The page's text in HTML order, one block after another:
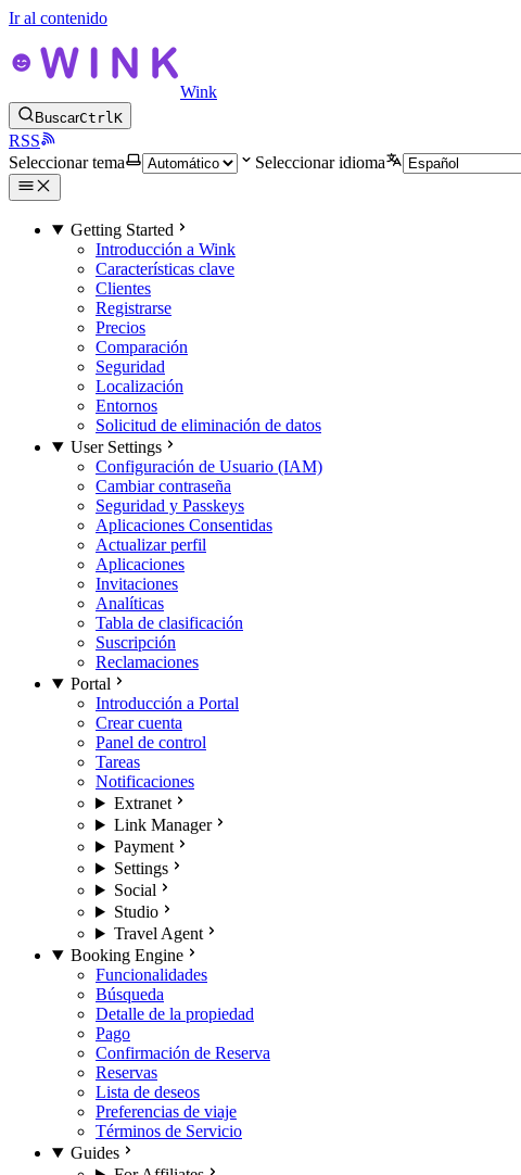
Ir al contenido
Wink
BuscarCtrlK
RSS
Seleccionar tema
Seleccionar idioma
Getting Started
Introducción a Wink
Características clave
Clientes
Registrarse
Precios
Comparación
Seguridad
Localización
Entornos
Solicitud de eliminación de datos
User Settings
Configuración de Usuario (IAM)
Cambiar contraseña
Seguridad y Passkeys
Aplicaciones Consentidas
Actualizar perfil
Aplicaciones
Invitaciones
Analíticas
Tabla de clasificación
Suscripción
Reclamaciones
Portal
Introducción a Portal
Crear cuenta
Panel de control
Tareas
Notificaciones
Extranet
Link Manager
Payment
Settings
Social
Studio
Travel Agent
Booking Engine
Funcionalidades
Búsqueda
Detalle de la propiedad
Pago
Confirmación de Reserva
Reservas
Lista de deseos
Preferencias de viaje
Términos de Servicio
Guides